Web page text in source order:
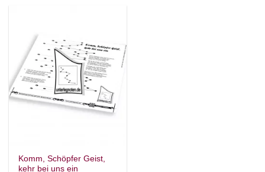
Komm, Schöpfer Geist,
kehr bei uns ein